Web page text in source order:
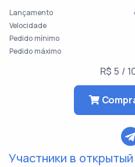
Lançamento
Velocidade
Pedido mínimo
Pedido máximo
R$ 5 /
Участники в